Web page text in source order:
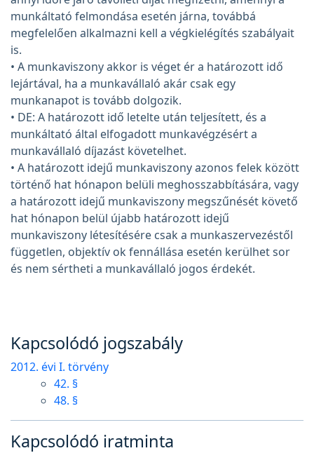
munkáltató felmondása esetén járna, továbbá
megfelelően alkalmazni kell a végkielégítés szabályait
is.
• A munkaviszony akkor is véget ér a határozott idő
lejártával, ha a munkavállaló akár csak egy
munkanapot is tovább dolgozik.
• DE: A határozott idő letelte után teljesített, és a
munkáltató által elfogadott munkavégzésért a
munkavállaló díjazást követelhet.
• A határozott idejű munkaviszony azonos felek között
történő hat hónapon belüli meghosszabbítására, vagy
a határozott idejű munkaviszony megszűnését követő
hat hónapon belül újabb határozott idejű
munkaviszony létesítésére csak a munkaszervezéstől
független, objektív ok fennállása esetén kerülhet sor
és nem sértheti a munkavállaló jogos érdekét.
Kapcsolódó jogszabály
2012. évi I. törvény
42. §
48. §
Kapcsolódó iratminta